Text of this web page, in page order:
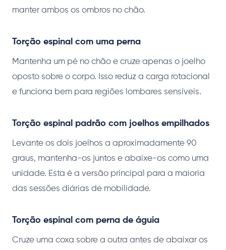
manter ambos os ombros no chão.
Torção espinal com uma perna
Mantenha um pé no chão e cruze apenas o joelho
oposto sobre o corpo. Isso reduz a carga rotacional
e funciona bem para regiões lombares sensíveis.
Torção espinal padrão com joelhos empilhados
Levante os dois joelhos a aproximadamente 90
graus, mantenha-os juntos e abaixe-os como uma
unidade. Esta é a versão principal para a maioria
das sessões diárias de mobilidade.
Torção espinal com perna de águia
Cruze uma coxa sobre a outra antes de abaixar os